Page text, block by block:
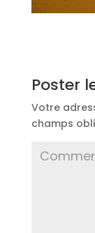
Poster
Votre
champs